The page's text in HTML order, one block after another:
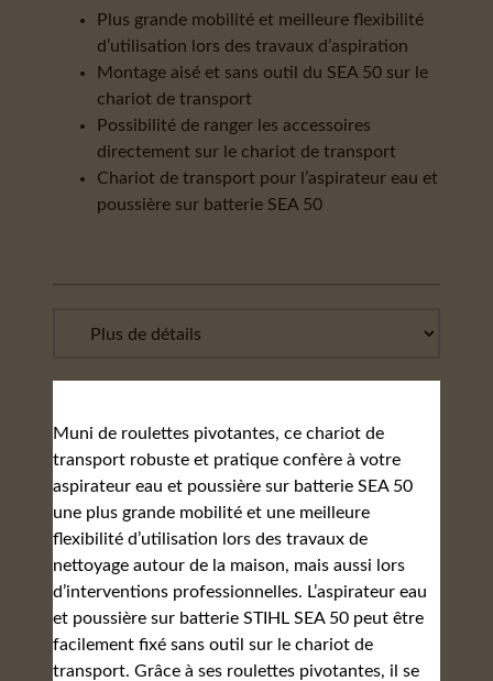
Plus grande mobilité et meilleure flexibilité
d’utilisation lors des travaux d’aspiration
Montage aisé et sans outil du SEA 50 sur le
chariot de transport
Possibilité de ranger les accessoires
directement sur le chariot de transport
Chariot de transport pour l’aspirateur eau et
poussière sur batterie SEA 50
Muni de roulettes pivotantes, ce chariot de
transport robuste et pratique confère à votre
aspirateur eau et poussière sur batterie SEA 50
une plus grande mobilité et une meilleure
flexibilité d’utilisation lors des travaux de
nettoyage autour de la maison, mais aussi lors
d’interventions professionnelles. L’aspirateur eau
et poussière sur batterie STIHL SEA 50 peut être
facilement fixé sans outil sur le chariot de
transport. Grâce à ses roulettes pivotantes, il se